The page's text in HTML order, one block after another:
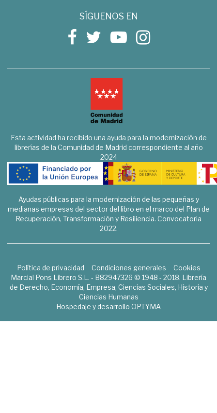
SÍGUENOS EN
Esta actividad ha recibido una ayuda para la modernización de
librerías de la Comunidad de Madrid correspondiente al año
2024
Ayudas públicas para la modernización de las pequeñas y
medianas empresas del sector del libro en el marco del Plan de
Recuperación, Transformación y Resiliencia. Convocatoria
2022.
Política de privacidad Condiciones generales
Cookies
Marcial Pons Librero S.L. - B82947326 © 1948 - 2018. Librería
de Derecho, Economía, Empresa, Ciencias Sociales, Historia y
Ciencias Humanas
Hospedaje y desarrollo OPTYMA